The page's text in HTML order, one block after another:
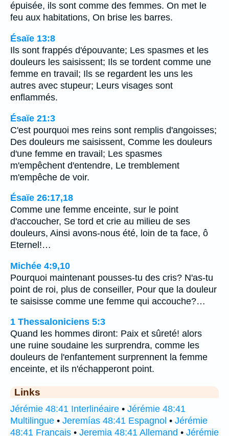
épuisée, ils sont comme des femmes. On met le
feu aux habitations, On brise les barres.
Ésaïe 13:8
Ils sont frappés d'épouvante; Les spasmes et les
douleurs les saisissent; Ils se tordent comme une
femme en travail; Ils se regardent les uns les
autres avec stupeur; Leurs visages sont
enflammés.
Ésaïe 21:3
C'est pourquoi mes reins sont remplis d'angoisses;
Des douleurs me saisissent, Comme les douleurs
d'une femme en travail; Les spasmes
m'empêchent d'entendre, Le tremblement
m'empêche de voir.
Ésaïe 26:17,18
Comme une femme enceinte, sur le point
d'accoucher, Se tord et crie au milieu de ses
douleurs, Ainsi avons-nous été, loin de ta face, ô
Eternel!…
Michée 4:9,10
Pourquoi maintenant pousses-tu des cris? N'as-tu
point de roi, plus de conseiller, Pour que la douleur
te saisisse comme une femme qui accouche?…
1 Thessaloniciens 5:3
Quand les hommes diront: Paix et sûreté! alors
une ruine soudaine les surprendra, comme les
douleurs de l'enfantement surprennent la femme
enceinte, et ils n'échapperont point.
Links
Jérémie 48:41 Interlinéaire • Jérémie 48:41
Multilingue • Jeremías 48:41 Espagnol • Jérémie
48:41 Français • Jeremia 48:41 Allemand • Jérémie